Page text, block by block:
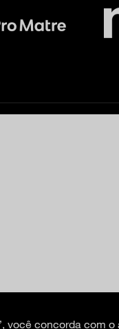
você concorda com